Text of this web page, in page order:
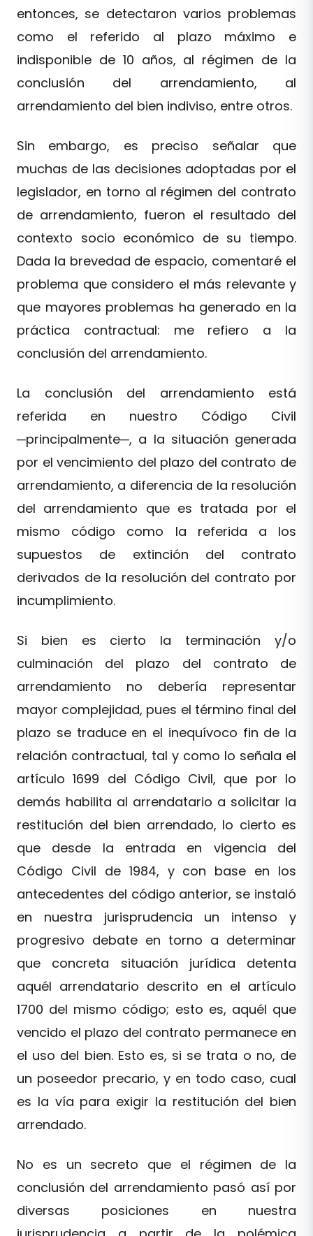
entonces, se detectaron varios problemas
como el referido al plazo máximo e
indisponible de 10 años, al régimen de la
conclusión del arrendamiento, al
arrendamiento del bien indiviso, entre otros.
Sin embargo, es preciso señalar que
muchas de las decisiones adoptadas por el
legislador, en torno al régimen del contrato
de arrendamiento, fueron el resultado del
contexto socio económico de su tiempo.
Dada la brevedad de espacio, comentaré el
problema que considero el más relevante y
que mayores problemas ha generado en la
práctica contractual: me refiero a la
conclusión del arrendamiento.
La conclusión del arrendamiento está
referida en nuestro Código Civil
─principalmente─, a la situación generada
por el vencimiento del plazo del contrato de
arrendamiento, a diferencia de la resolución
del arrendamiento que es tratada por el
mismo código como la referida a los
supuestos de extinción del contrato
derivados de la resolución del contrato por
incumplimiento.
Si bien es cierto la terminación y/o
culminación del plazo del contrato de
arrendamiento no debería representar
mayor complejidad, pues el término final del
plazo se traduce en el inequívoco fin de la
relación contractual, tal y como lo señala el
artículo 1699 del Código Civil, que por lo
demás habilita al arrendatario a solicitar la
restitución del bien arrendado, lo cierto es
que desde la entrada en vigencia del
Código Civil de 1984, y con base en los
antecedentes del código anterior, se instaló
en nuestra jurisprudencia un intenso y
progresivo debate en torno a determinar
que concreta situación jurídica detenta
aquél arrendatario descrito en el artículo
1700 del mismo código; esto es, aquél que
vencido el plazo del contrato permanece en
el uso del bien. Esto es, si se trata o no, de
un poseedor precario, y en todo caso, cual
es la vía para exigir la restitución del bien
arrendado.
No es un secreto que el régimen de la
conclusión del arrendamiento pasó así por
diversas posiciones en nuestra